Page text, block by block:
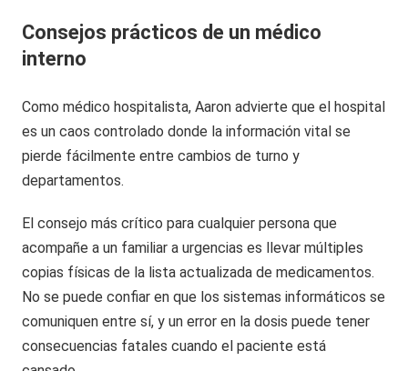
Consejos prácticos de un médico
interno
Como médico hospitalista, Aaron advierte que el hospital
es un caos controlado donde la información vital se
pierde fácilmente entre cambios de turno y
departamentos.
El consejo más crítico para cualquier persona que
acompañe a un familiar a urgencias es llevar múltiples
copias físicas de la lista actualizada de medicamentos.
No se puede confiar en que los sistemas informáticos se
comuniquen entre sí, y un error en la dosis puede tener
consecuencias fatales cuando el paciente está